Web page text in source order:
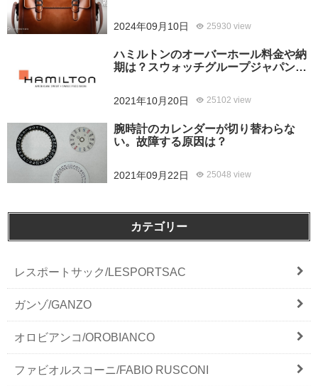
2024年09月10日 25930 view
ハミルトンのオーバーホール料金や納
期は？スウォッチグループジャパンと
2021年10月20日 25102 view
腕時計のカレンダーが切り替わらな
い。故障する原因は？
2021年09月22日 25048 view
カテゴリー
レスポートサック/LESPORTSAC
ガンゾ/GANZO
オロビアンコ/OROBIANCO
ファビオルスコーニ/FABIO RUSCONI